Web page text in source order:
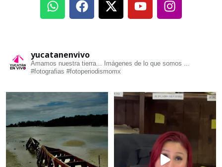
yucatanenvivo
Amamos nuestra tierra... Imágenes de lo que somos ...
#fotografias #fotoperiodismomx